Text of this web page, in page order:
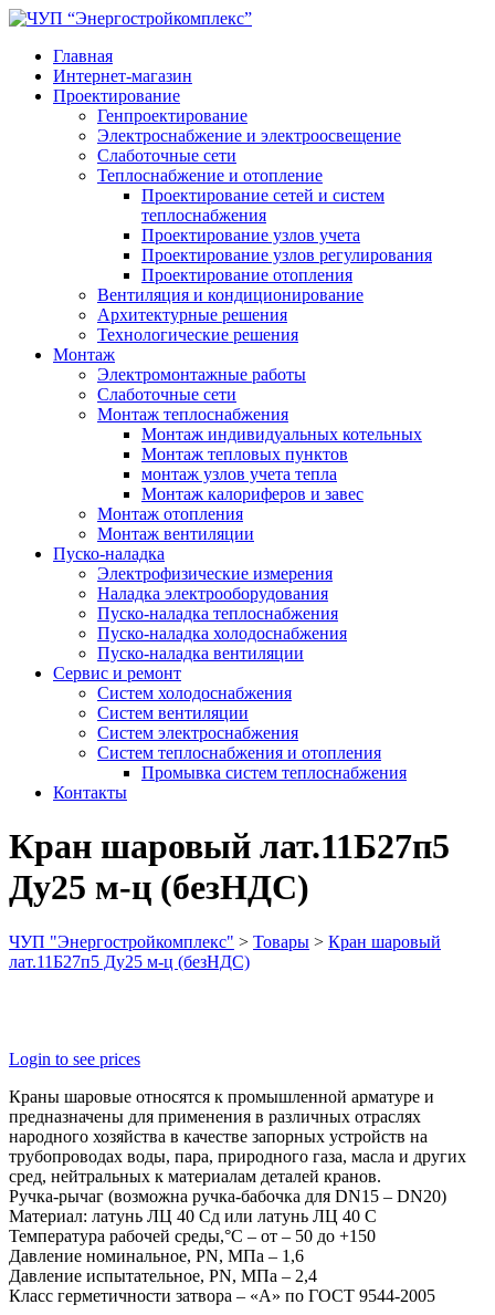
Главная
Интернет-магазин
Проектирование
Генпроектирование
Электроснабжение и электроосвещение
Слаботочные сети
Теплоснабжение и отопление
Проектирование сетей и систем
теплоснабжения
Проектирование узлов учета
Проектирование узлов регулирования
Проектирование отопления
Вентиляция и кондиционирование
Архитектурные решения
Технологические решения
Монтаж
Электромонтажные работы
Слаботочные сети
Монтаж теплоснабжения
Монтаж индивидуальных котельных
Монтаж тепловых пунктов
монтаж узлов учета тепла
Монтаж калориферов и завес
Монтаж отопления
Монтаж вентиляции
Пуско-наладка
Электрофизические измерения
Наладка электрооборудования
Пуско-наладка теплоснабжения
Пуско-наладка холодоснабжения
Пуско-наладка вентиляции
Сервис и ремонт
Систем холодоснабжения
Систем вентиляции
Систем электроснабжения
Систем теплоснабжения и отопления
Промывка систем теплоснабжения
Контакты
Кран шаровый лат.11Б27п5
Ду25 м-ц (безНДС)
ЧУП "Энергостройкомплекс" > Товары > Кран шаровый
лат.11Б27п5 Ду25 м-ц (безНДС)
Login to see prices
Краны шаровые относятся к промышленной арматуре и
предназначены для применения в различных отраслях
народного хозяйства в качестве запорных устройств на
трубопроводах воды, пара, природного газа, масла и других
сред, нейтральных к материалам деталей кранов.
Ручка-рычаг (возможна ручка-бабочка для DN15 – DN20)
Материал: латунь ЛЦ 40 Сд или латунь ЛЦ 40 С
Температура рабочей среды,°С – от – 50 до +150
Давление номинальное, PN, МПа – 1,6
Давление испытательное, PN, МПа – 2,4
Класс герметичности затвора – «А» по ГОСТ 9544-2005